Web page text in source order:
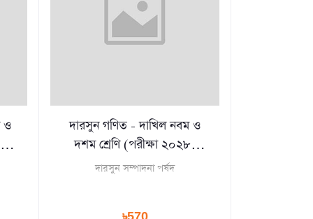
ও
দারসুন গণিত - দাখিল নবম ও
দশম শ্রেণি (পরীক্ষা ২০২৮)
(পেপারব্যাক)
দারসুন সম্পাদনা পর্ষদ